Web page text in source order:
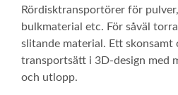
Rördisktransportörer för
bulkmaterial etc. För såväl
slitande material. Ett skonsamt
transportsätt i 3D-design med
och utlopp.